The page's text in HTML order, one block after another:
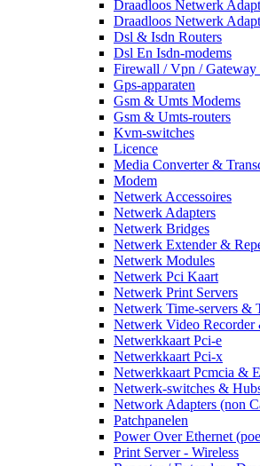
Draadloos Netwerk
Draadloos Netwerk
Dsl & Isdn Routers
Dsl En Isdn-modems
Firewall / Vpn / Gateway
Gps-apparaten
Gsm & Umts Modems
Gsm & Umts-routers
Kvm-switches
Licence
Media Converter &
Modem
Netwerk Accessoires
Netwerk Adapters
Netwerk Bridges
Netwerk Extender &
Netwerk Modules
Netwerk Pci Kaart
Netwerk Print Servers
Netwerk Time-servers &
Netwerk Video Recorder
Netwerkkaart Pci-e
Netwerkkaart Pci-x
Netwerkkaart Pcmcia &
Netwerk-switches &
Network Adapters (non
Patchpanelen
Power Over Ethernet
Print Server - Wireless